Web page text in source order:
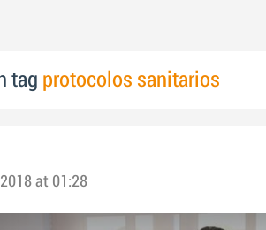
tag protocolos sanitarios
at 01:28